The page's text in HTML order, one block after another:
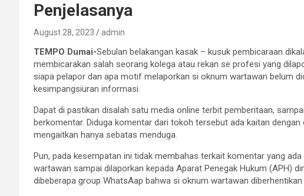
Penjelasanya
August 28, 2023 admin
TEMPO Dumai-Sebulan belakangan kasak – kusuk pembicaraan
membicarakan salah seorang kolega atau rekan se profesi yang
siapa pelapor dan apa motif melaporkan si oknum wartawan belum
kesimpangsiuran informasi.
Dapat di pastikan disalah satu media online terbit pemberitaan,
berkomentar. Diduga komentar dari tokoh tersebut ada kaitan
mengaitkan hanya sebatas menduga.
Pun, pada kesempatan ini tidak membahas terkait komentar yang
wartawan sampai dilaporkan kepada Aparat Penegak Hukum (APH)
dibeberapa group WhatsAap bahwa si oknum wartawan